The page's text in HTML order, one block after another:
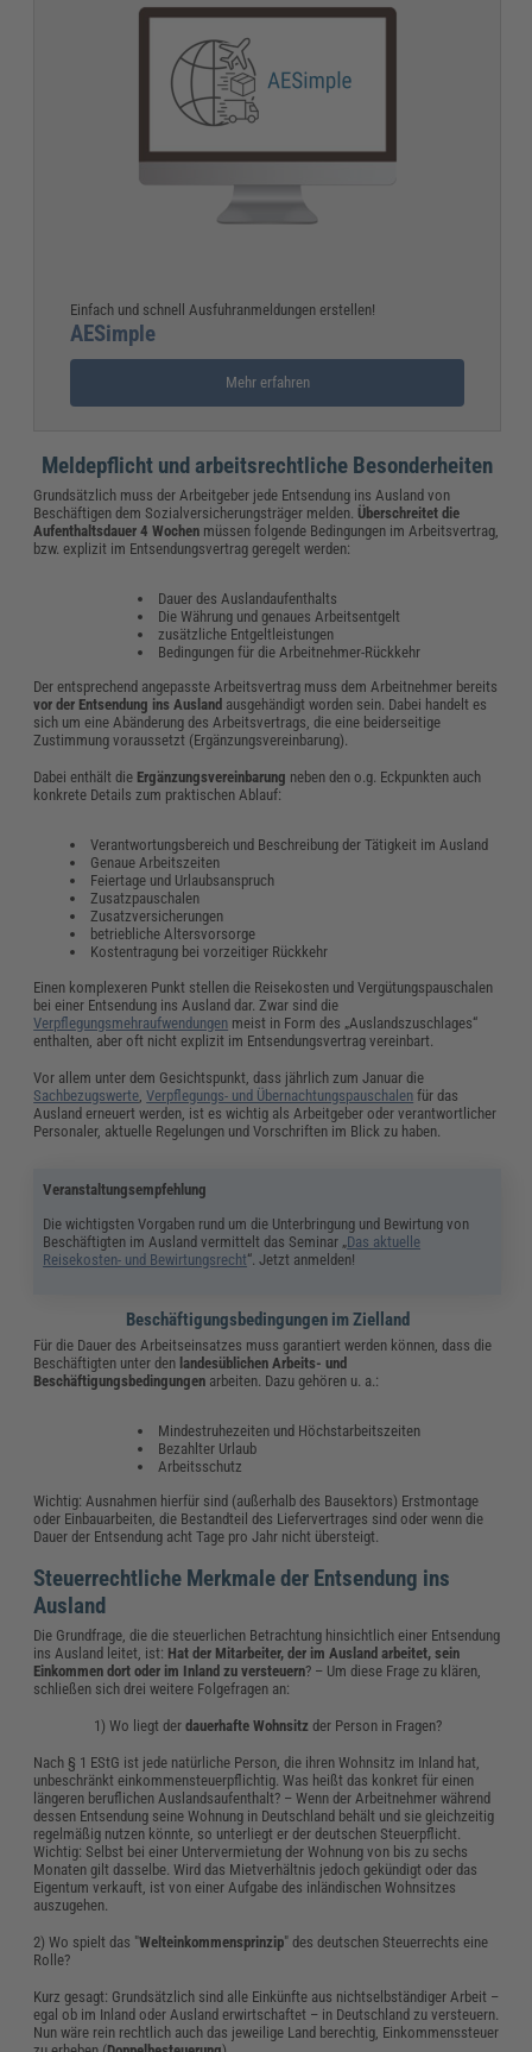
Einfach und schnell Ausfuhranmeldungen erstellen!
AESimple
Mehr erfahren
Meldepflicht und arbeitsrechtliche Besonderheiten
Grundsätzlich muss der Arbeitgeber jede Entsendung ins Ausland von
Beschäftigen dem Sozialversicherungsträger melden. Überschreitet die
Aufenthaltsdauer 4 Wochen müssen folgende Bedingungen im Arbeitsvertrag,
bzw. explizit im Entsendungsvertrag geregelt werden:
Dauer des Auslandaufenthalts
Die Währung und genaues Arbeitsentgelt
zusätzliche Entgeltleistungen
Bedingungen für die Arbeitnehmer-Rückkehr
Der entsprechend angepasste Arbeitsvertrag muss dem Arbeitnehmer bereits
vor der Entsendung ins Ausland ausgehändigt worden sein. Dabei handelt es
sich um eine Abänderung des Arbeitsvertrags, die eine beiderseitige
Zustimmung voraussetzt (Ergänzungsvereinbarung).
Dabei enthält die Ergänzungsvereinbarung neben den o.g. Eckpunkten auch
konkrete Details zum praktischen Ablauf:
Verantwortungsbereich und Beschreibung der Tätigkeit im Ausland
Genaue Arbeitszeiten
Feiertage und Urlaubsanspruch
Zusatzpauschalen
Zusatzversicherungen
betriebliche Altersvorsorge
Kostentragung bei vorzeitiger Rückkehr
Einen komplexeren Punkt stellen die Reisekosten und Vergütungspauschalen
bei einer Entsendung ins Ausland dar. Zwar sind die
Verpflegungsmehraufwendungen meist in Form des „Auslandszuschlages“
enthalten, aber oft nicht explizit im Entsendungsvertrag vereinbart.
Vor allem unter dem Gesichtspunkt, dass jährlich zum Januar die
Sachbezugswerte,Verpflegungs- und Übernachtungspauschalen für das
Ausland erneuert werden, ist es wichtig als Arbeitgeber oder verantwortlicher
Personaler, aktuelle Regelungen und Vorschriften im Blick zu haben.
Veranstaltungsempfehlung
Die wichtigsten Vorgaben rund um die Unterbringung und Bewirtung von
Beschäftigten im Ausland vermittelt das Seminar „Das aktuelle
Reisekosten- und Bewirtungsrecht“. Jetzt anmelden!
Beschäftigungsbedingungen im Zielland
Für die Dauer des Arbeitseinsatzes muss garantiert werden können, dass die
Beschäftigten unter den landesüblichen Arbeits- und
Beschäftigungsbedingungen arbeiten. Dazu gehören u. a.:
Mindestruhezeiten und Höchstarbeitszeiten
Bezahlter Urlaub
Arbeitsschutz
Wichtig: Ausnahmen hierfür sind (außerhalb des Bausektors) Erstmontage
oder Einbauarbeiten, die Bestandteil des Liefervertrages sind oder wenn die
Dauer der Entsendung acht Tage pro Jahr nicht übersteigt.
Steuerrechtliche Merkmale der Entsendung ins
Ausland
Die Grundfrage, die die steuerlichen Betrachtung hinsichtlich einer Entsendung
ins Ausland leitet, ist: Hat der Mitarbeiter, der im Ausland arbeitet, sein
Einkommen dort oder im Inland zu versteuern? – Um diese Frage zu klären,
schließen sich drei weitere Folgefragen an:
1) Wo liegt der dauerhafte Wohnsitzder Person in Fragen?
Nach § 1 EStG ist jede natürliche Person, die ihren Wohnsitz im Inland hat,
unbeschränkt einkommensteuerpflichtig. Was heißt das konkret für einen
längeren beruflichen Auslandsaufenthalt? – Wenn der Arbeitnehmer während
dessen Entsendung seine Wohnung in Deutschland behält und sie gleichzeitig
regelmäßig nutzen könnte, so unterliegt er der deutschen Steuerpflicht.
Wichtig: Selbst bei einer Untervermietung der Wohnung von bis zu sechs
Monaten gilt dasselbe. Wird das Mietverhältnis jedoch gekündigt oder das
Eigentum verkauft, ist von einer Aufgabe des inländischen Wohnsitzes
auszugehen.
2) Wo spielt das "Welteinkommensprinzip" des deutschen Steuerrechts eine
Rolle?
Kurz gesagt: Grundsätzlich sind alle Einkünfte aus nichtselbständiger Arbeit –
egal ob im Inland oder Ausland erwirtschaftet – in Deutschland zu versteuern.
Nun wäre rein rechtlich auch das jeweilige Land berechtig, Einkommenssteuer